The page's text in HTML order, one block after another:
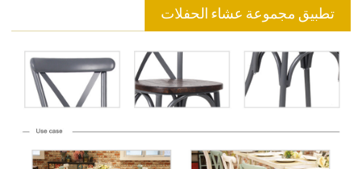
تطبيق مجموعة عشاء الحفلات